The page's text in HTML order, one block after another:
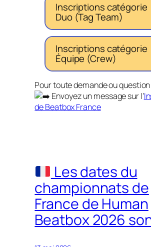
Inscriptions catégorie
Duo (Tag Team)
Inscriptions catégorie
Équipe (Crew)
Pour toute demande ou question
Envoyez un message sur l’
de Beatbox France
Les dates du
championnats de
France de Human
Beatbox 2026